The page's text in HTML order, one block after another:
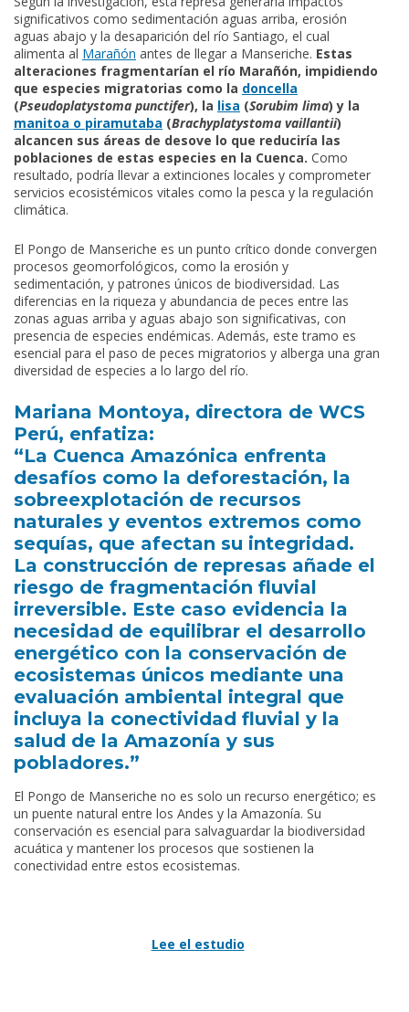
significativos como sedimentación aguas arriba, erosión
aguas abajo y la desaparición del río Santiago, el cual
alimenta al Marañón antes de llegar a Manseriche. Estas
alteraciones fragmentarían el río Marañón, impidiendo
que especies migratorias como la doncella
(Pseudoplatystoma punctifer), la lisa (Sorubim lima) y la
manitoa o piramutaba (Brachyplatystoma vaillantii)
alcancen sus áreas de desove lo que reduciría las
poblaciones de estas especies en la Cuenca. Como
resultado, podría llevar a extinciones locales y comprometer
servicios ecosistémicos vitales como la pesca y la regulación
climática.
El Pongo de Manseriche es un punto crítico donde convergen
procesos geomorfológicos, como la erosión y
sedimentación, y patrones únicos de biodiversidad. Las
diferencias en la riqueza y abundancia de peces entre las
zonas aguas arriba y aguas abajo son significativas, con
presencia de especies endémicas. Además, este tramo es
esencial para el paso de peces migratorios y alberga una gran
diversidad de especies a lo largo del río.
Mariana Montoya, directora de WCS
Perú, enfatiza:
“La Cuenca Amazónica enfrenta
desafíos como la deforestación, la
sobreexplotación de recursos
naturales y eventos extremos como
sequías, que afectan su integridad.
La construcción de represas añade el
riesgo de fragmentación fluvial
irreversible. Este caso evidencia la
necesidad de equilibrar el desarrollo
energético con la conservación de
ecosistemas únicos mediante una
evaluación ambiental integral que
incluya la conectividad fluvial y la
salud de la Amazonía y sus
pobladores.”
El Pongo de Manseriche no es solo un recurso energético; es
un puente natural entre los Andes y la Amazonía. Su
conservación es esencial para salvaguardar la biodiversidad
acuática y mantener los procesos que sostienen la
conectividad entre estos ecosistemas.
Lee el estudio